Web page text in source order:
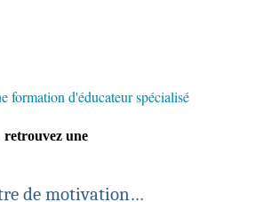
formation d'éducateur spécialisé
retrouvez une
de motivation…